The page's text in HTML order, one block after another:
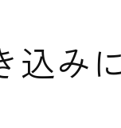
込み